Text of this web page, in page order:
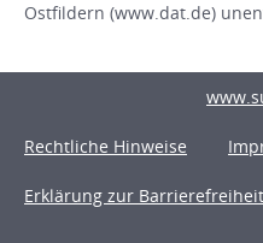
Ostfildern (www.dat.de)
Rechtliche Hinweise
Erklärung zur Barrierefreiheit